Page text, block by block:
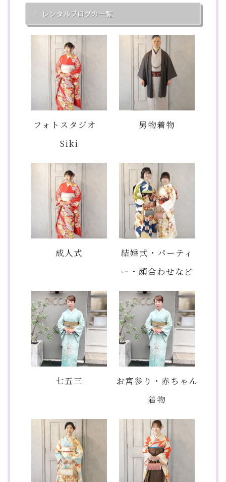
レンタルブログの一覧
フォトスタジオ
Siki
男物着物
成人式
結婚式・パーティ
ー・顔合わせなど
七五三
お宮参り・赤ちゃん
着物